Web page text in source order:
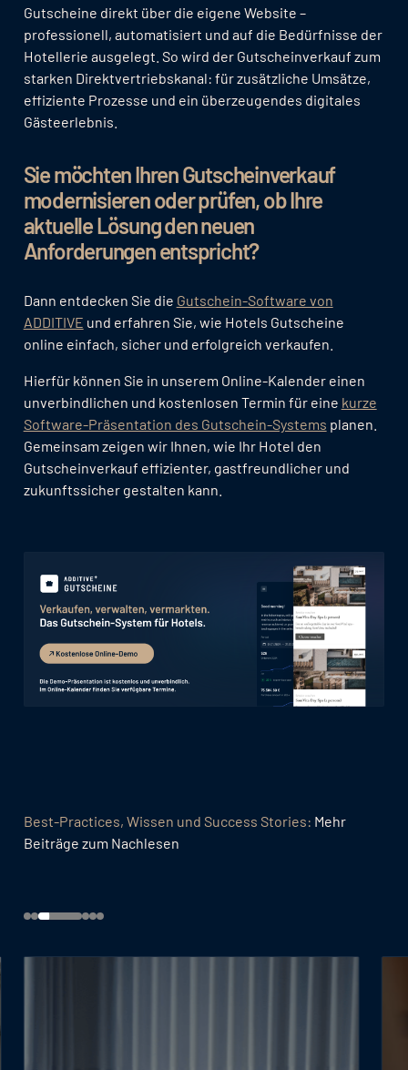
Gutscheine direkt über die eigene Website –
professionell, automatisiert und auf die Bedürfnisse der
Hotellerie ausgelegt. So wird der Gutscheinverkauf zum
starken Direktvertriebskanal: für zusätzliche Umsätze,
effiziente Prozesse und ein überzeugendes digitales
Gästeerlebnis.
Sie möchten Ihren Gutscheinverkauf
modernisieren oder prüfen, ob Ihre
aktuelle Lösung den neuen
Anforderungen entspricht?
Dann entdecken Sie die Gutschein-Software von
ADDITIVE und erfahren Sie, wie Hotels Gutscheine
online einfach, sicher und erfolgreich verkaufen.
Hierfür können Sie in unserem Online-Kalender einen
unverbindlichen und kostenlosen Termin für eine kurze
Software-Präsentation des Gutschein-Systems planen.
Gemeinsam zeigen wir Ihnen, wie Ihr Hotel den
Gutscheinverkauf effizienter, gastfreundlicher und
zukunftssicher gestalten kann.
Best-Practices, Wissen und Success Stories: Mehr
Beiträge zum Nachlesen